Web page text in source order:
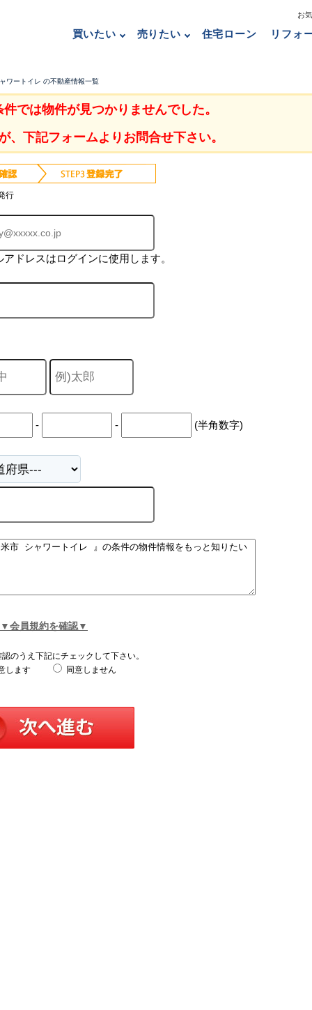
お
買いたい 売りたい 住宅ローン リフォ
ワートイレ の不動産情報一覧
では物件が見つかりませんでした。
、下記フォームよりお問合せ下さい。
行
ドレスはログインに使用します。
- - (半角数字)
▼会員規約を確認▼
のうえ下記にチェックして下さい。
します
同意しません